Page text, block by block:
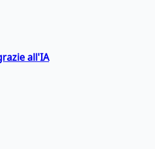
all'IA